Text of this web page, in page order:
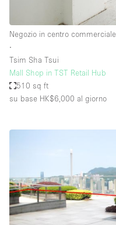
Negozio in centro commerciale
∙
Tsim Sha Tsui
Mall Shop in TST Retail Hub
510 sq ft
su base HK$6,000 al giorno